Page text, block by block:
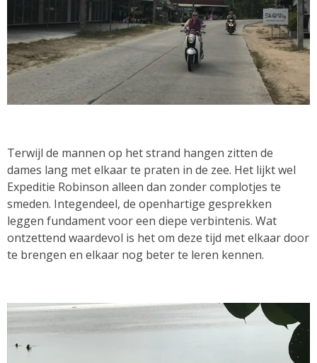
Terwijl de mannen op het strand hangen zitten de
dames lang met elkaar te praten in de zee. Het lijkt wel
Expeditie Robinson alleen dan zonder complotjes te
smeden. Integendeel, de openhartige gesprekken
leggen fundament voor een diepe verbintenis. Wat
ontzettend waardevol is het om deze tijd met elkaar door
te brengen en elkaar nog beter te leren kennen.